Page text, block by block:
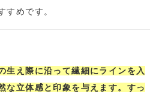
すめです。
生え際に沿って繊細にラインを入
な立体感と印象を与えます。すっ